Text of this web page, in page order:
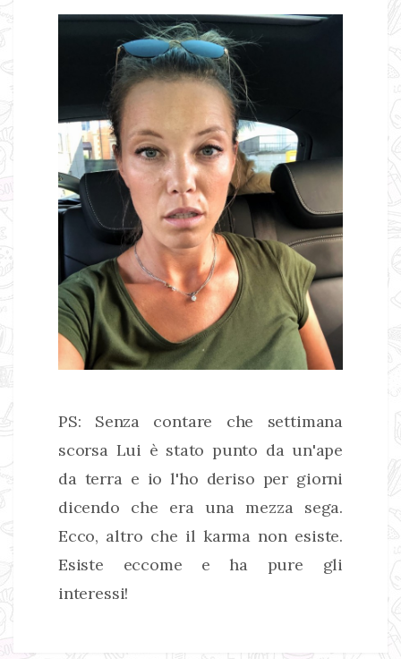
PS: Senza contare che settimana
scorsa Lui è stato punto da un'ape
da terra e io l'ho deriso per giorni
dicendo che era una mezza sega.
Ecco, altro che il karma non esiste.
Esiste eccome e ha pure gli
interessi!